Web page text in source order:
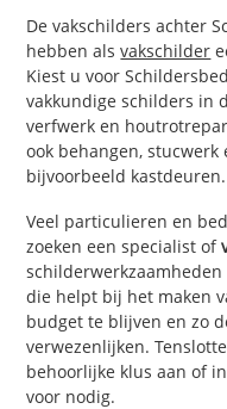
De vakschilders achter
hebben alsvakschilder
Kiest u voor
vakkundige schilders in
verfwerk en
ook behangen,
bijvoorbeeld
Veel particulieren en
zoeken een specialist of
die helpt bij het maken
budget te blijven en zo
verwezenlijken.
behoorlijke klus aan of
voor nodig.